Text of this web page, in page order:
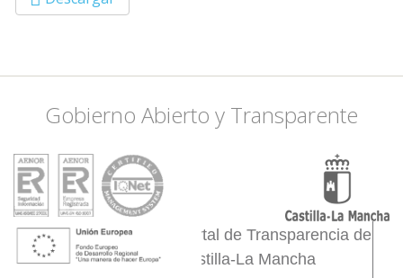
Gobierno Abierto y Transparente
Portal de Transparencia de
Castilla-La Mancha